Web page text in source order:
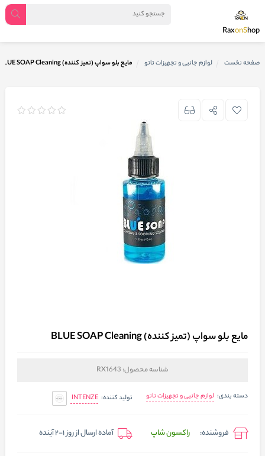
RaxonShop
صفحه نخست لوازم جانبی و تجهیزات تاتو مایع بلو سواپ (تمیز کننده) BLUE SOAP Cleaning
مایع بلو سواپ (تمیز کننده) BLUE SOAP Cleaning
شناسه محصول: RX1643
دسته بندی: لوازم جانبی و تجهیزات تاتو تولید کننده: INTENZE
فروشنده: راکسون شاپ آماده ارسال از روز 1-2 آینده